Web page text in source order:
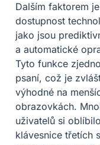
Dalším faktorem
dostupnost
jako jsou
a automatické
Tyto funkce
psaní, což je
výhodné na
obrazovkách.
uživatelů si
klávesnice třetích